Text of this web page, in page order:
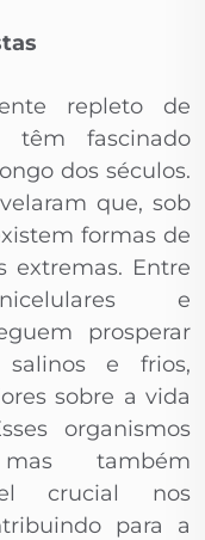
repleto de
têm fascinado
dos séculos.
que, sob
formas de
extremas. Entre
e
prosperar
e frios,
sobre a vida
organismos
também
crucial nos
para a